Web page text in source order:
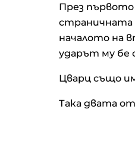
През първото
страничната
началото на
ударът му бе
Цварц също
Така двата